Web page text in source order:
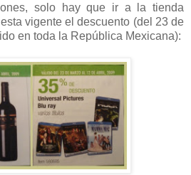
solo hay que ir a la tienda
vigente el descuento (del 23 de
en toda la República Mexicana):